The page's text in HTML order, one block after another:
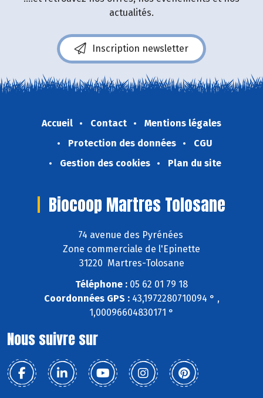
actualités.
Inscription newsletter
Accueil Contact
Mentions légales
Protection des données
CGU
Gestion des cookies
Plan du site
Biocoop Martres Tolosane
74 avenue des Pyrénées
Zone commerciale de l'Epinette
31220 Martres-Tolosane
Téléphone : 05 62 01 79 18
Coordonnées GPS :43,1972280710094 ° ,
1,00096604830171 °
Nous suivre sur